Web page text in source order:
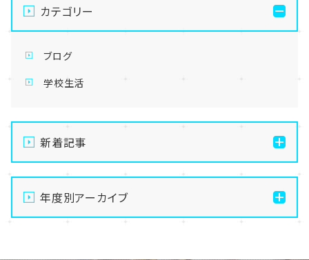
カテゴリー
ブログ
学校生活
新着記事
【なんば】体験授業で高級感のあるマンゴータルト作り
ました！🥭✨
【なんば】キラリと輝く宝物✨「光るハーバリウム」作り
年度別アーカイブ